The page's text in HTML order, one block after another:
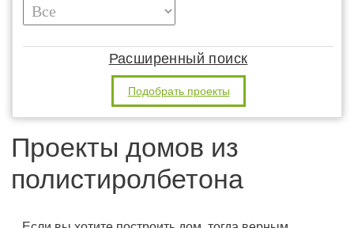
Расширенный поиск
Подобрать проекты
Проекты домов из
полистиролбетона